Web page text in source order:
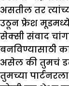
असतील तर
उठून फ्रेश
सेक्सी संवाद
बनविण्यासाठी
असेल की तुमचं
तुमच्या